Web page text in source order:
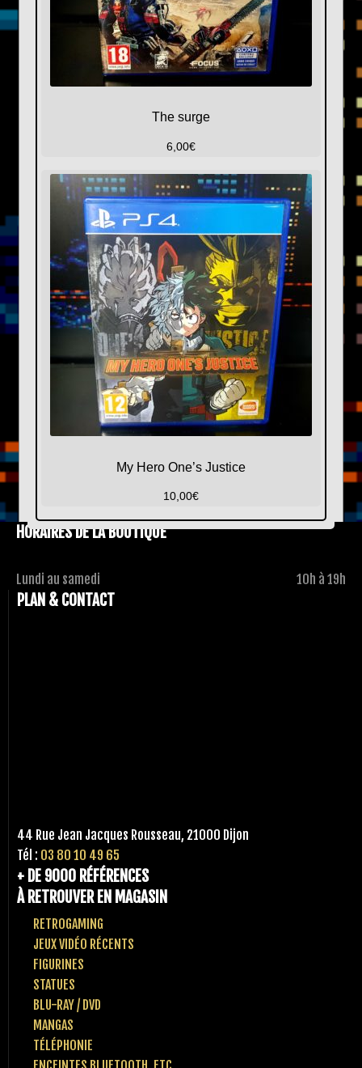
The surge
6,00€
My Hero One’s Justice
10,00€
HORAIRES DE LA BOUTIQUE
Lundi au samedi 10h à 19h
PLAN & CONTACT
44 Rue Jean Jacques Rousseau, 21000 Dijon
Tél : 03 80 10 49 65
+ DE 9000 RÉFÉRENCES
À RETROUVER EN MAGASIN
RETROGAMING
JEUX VIDÉO RÉCENTS
FIGURINES
STATUES
BLU-RAY / DVD
MANGAS
TÉLÉPHONIE